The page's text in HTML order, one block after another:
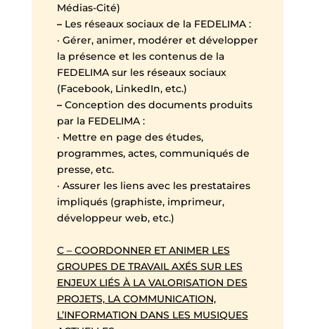
Médias-Cité)
–Les réseaux sociaux de la FEDELIMA :
· Gérer, animer, modérer et développer
la présence et les contenus de la
FEDELIMA sur les réseaux sociaux
(Facebook, LinkedIn, etc.)
–Conception des documents produits
par la FEDELIMA :
· Mettre en page des études,
programmes, actes, communiqués de
presse, etc.
· Assurer les liens avec les prestataires
impliqués (graphiste, imprimeur,
développeur web, etc.)
C – COORDONNER ET ANIMER LES
GROUPES DE TRAVAIL AXÉS SUR LES
ENJEUX LIÉS À LA VALORISATION DES
PROJETS, LA COMMUNICATION,
L’INFORMATION DANS LES MUSIQUES